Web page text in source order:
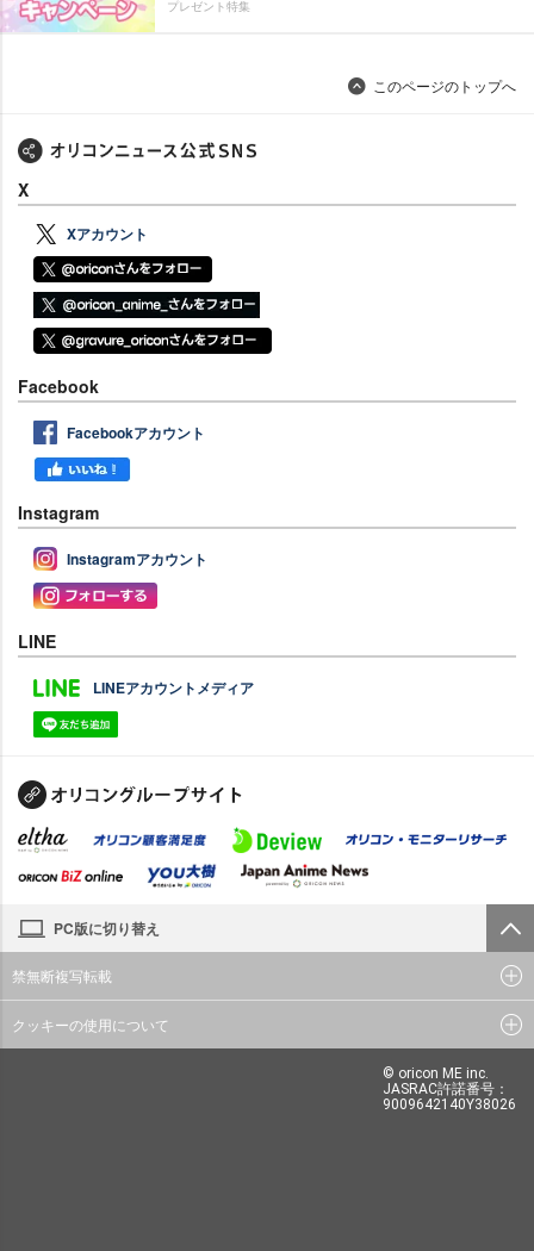
プレゼント特集
このページのトップへ
X
Xアカウント
Facebook
Facebookアカウント
Instagram
Instagramアカウント
LINE
LINEアカウントメディア
PC版に切り替え
禁無断複写転載
クッキーの使用について
© oricon ME inc.
JASRAC許諾番号：
9009642140Y38026